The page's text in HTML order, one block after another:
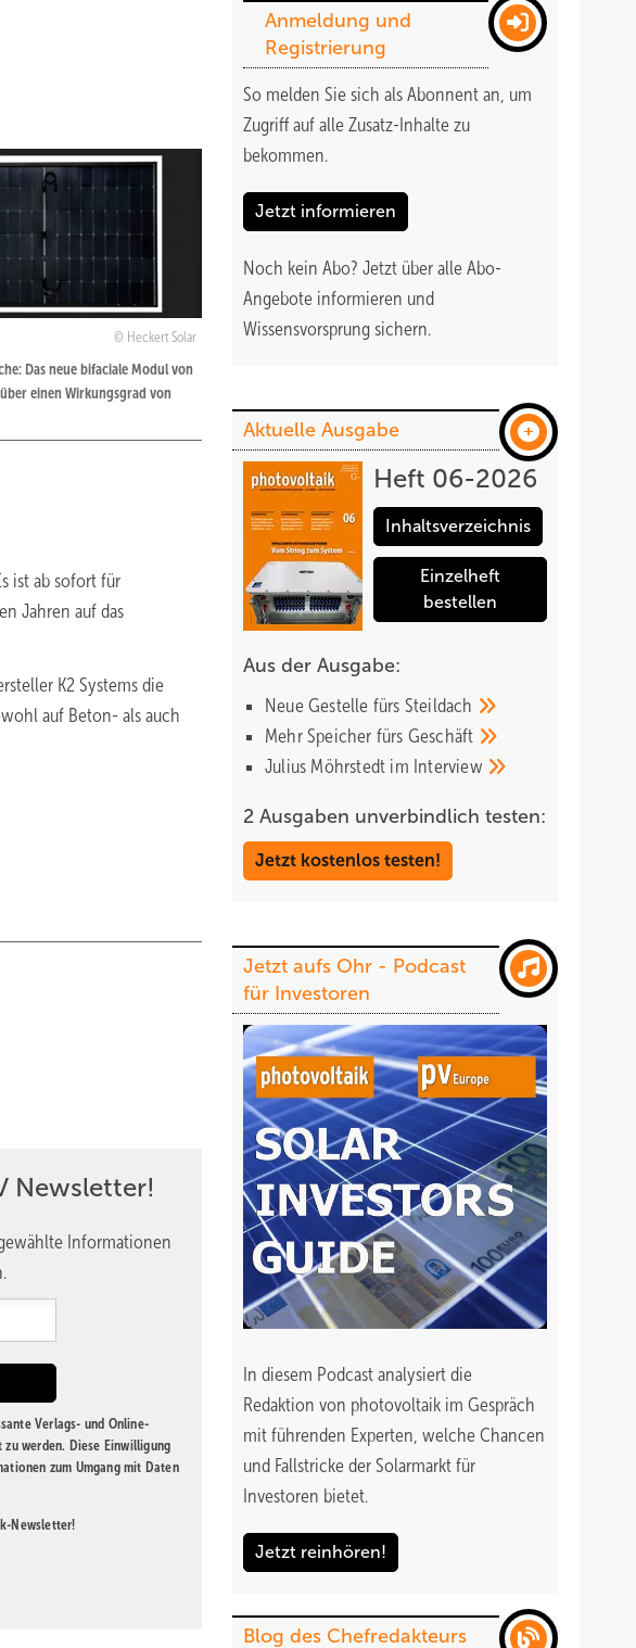
Heckert Solar
Das neue bifaciale Modul von
einen Wirkungsgrad von
ist ab sofort für
Jahren auf das
K2 Systems die
auf Beton- als auch
Newsletter!
Informationen
Verlags- und Online-
werden. Diese Einwilligung
zum Umgang mit Daten
Newsletter!
Anmeldung und
Registrierung
So melden Sie sich als Abonnent an, um
Zugriff auf alle Zusatz-Inhalte zu
bekommen.
Jetzt informieren
Noch kein Abo? Jetzt über alle Abo-
Angebote informieren und
Wissensvorsprung sichern.
Aktuelle Ausgabe
Heft 06-2026
Inhaltsverzeichnis
Einzelheft
bestellen
Aus der Ausgabe:
Neue Gestelle fürs Steildach
Mehr Speicher fürs Geschäft
Julius Möhrstedt im Interview
2 Ausgaben unverbindlich testen:
Jetzt kostenlos testen!
Jetzt aufs Ohr - Podcast
für Investoren
In diesem Podcast analysiert die
Redaktion von photovoltaik im Gespräch
mit führenden Experten, welche Chancen
und Fallstricke der Solarmarkt für
Investoren bietet.
Jetzt reinhören!
Blog des Chefredakteurs